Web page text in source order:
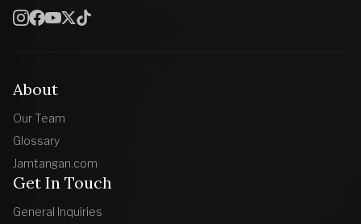
About
Our Team
Glossary
Jamtangan.com
Get In Touch
General Inquiries